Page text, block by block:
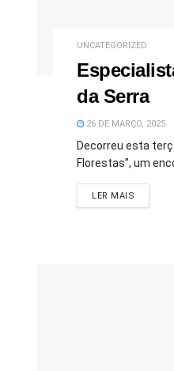
UNCATEGORIZED
da Serra
26 DE MARÇO, 2025
Decorreu esta
Florestas”, um
LER MAIS